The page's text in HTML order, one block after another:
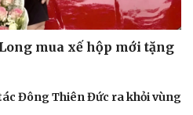
mua xế hộp mới tặng
Đông Thiên Đức ra khỏi vùng